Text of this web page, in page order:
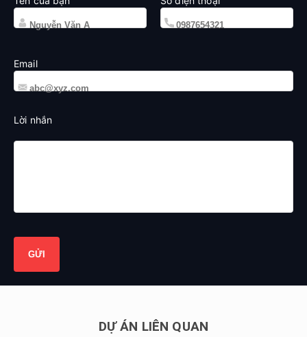
Email
Lời nhắn
DỰ ÁN LIÊN QUAN